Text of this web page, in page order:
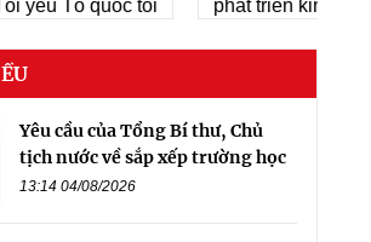
Tổ quốc tôi phát triển kinh tế tư
Yêu cầu của Tổng Bí thư, Chủ
tịch nước về sắp xếp trường học
13:14 04/08/2026